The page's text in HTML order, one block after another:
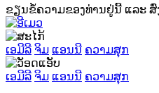
ຂຽນຂໍ້ຄວາມຂອງທ່ານຢູ່ນີ້ ແລະ ສົ່
ເອມີລີ ຈິມ ແອນນີ ຄວາມສຸກ
ເອມີລີ ຈິມ ແອນນີ ຄວາມສຸກ